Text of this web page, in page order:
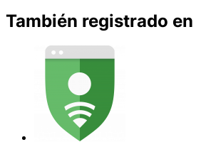
También registrado en